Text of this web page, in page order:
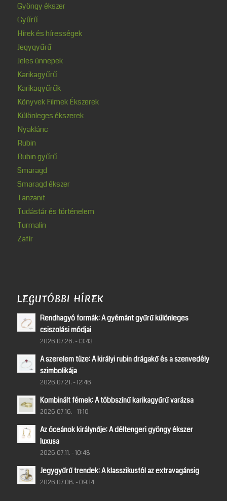
Gyöngy ékszer
Gyűrű
Hírek és hírességek
Jegygyűrű
Jeles ünnepek
Karikagyűrű
Karikagyűrűk
Könyvek Filmek Ékszerek
Különleges ékszerek
Nyaklánc
Rubin
Rubin gyűrű
Smaragd
Smaragd ékszer
Tanzanit
Tudástár és történelem
Turmalin
Zafír
LEGUTÓBBI HÍREK
Rendhagyó formák: A gyémánt gyűrű különleges
csiszolási módjai
2026.07.26. - 13:43
A szerelem tüze: A királyi rubin drágakő és a szenvedély
szimbolikája
2026.07.21. - 12:46
Kombinált fémek: A többszínű karikagyűrű varázsa
2026.07.16. - 11:10
Az óceánok királynője: A déltengeri gyöngy ékszer
luxusa
2026.07.11. - 10:48
Jegygyűrű trendek: A klasszikustól az extravagánsig
2026.07.06. - 09:14